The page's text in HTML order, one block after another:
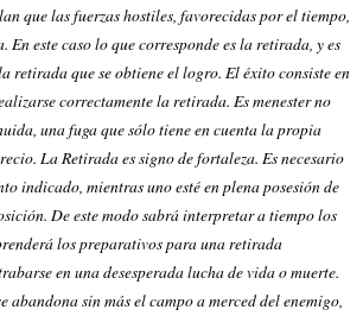
que las fuerzas hostiles, favorecidas por el tiempo,
este caso lo que corresponde es la retirada, y es
retirada que se obtiene el logro. El éxito consiste en
correctamente la retirada. Es menester no
una fuga que sólo tiene en cuenta la propia
La Retirada es signo de fortaleza. Es necesario
indicado, mientras uno esté en plena posesión de
De este modo sabrá interpretar a tiempo los
los preparativos para una retirada
en una desesperada lucha de vida o muerte.
abandona sin más el campo a merced del enemigo,